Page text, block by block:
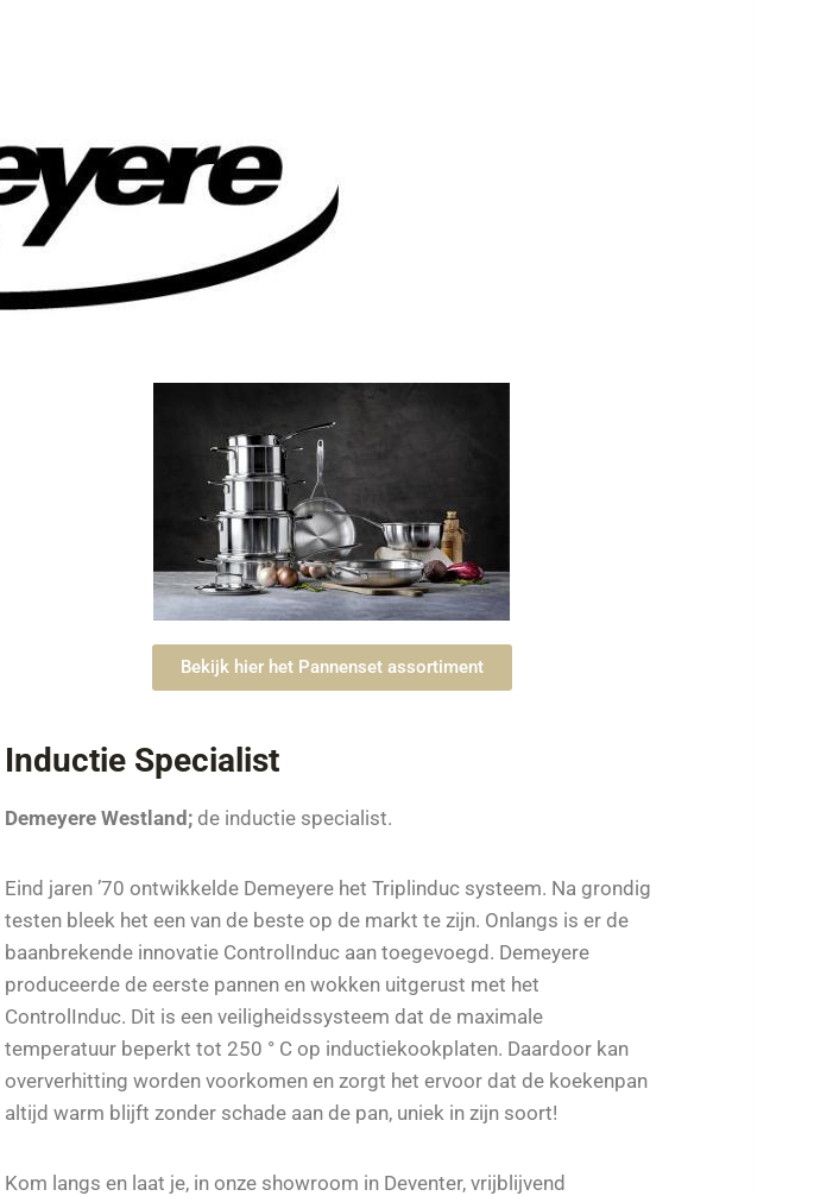
Bekijk hier het Pannenset assortiment
Inductie Specialist
Demeyere Westland; de inductie specialist.
Eind jaren ’70 ontwikkelde Demeyere het Triplinduc systeem. Na grondig
testen bleek het een van de beste op de markt te zijn. Onlangs is er de
baanbrekende innovatie ControlInduc aan toegevoegd. Demeyere
produceerde de eerste pannen en wokken uitgerust met het
ControlInduc. Dit is een veiligheidssysteem dat de maximale
temperatuur beperkt tot 250 ° C op inductiekookplaten. Daardoor kan
oververhitting worden voorkomen en zorgt het ervoor dat de koekenpan
altijd warm blijft zonder schade aan de pan, uniek in zijn soort!
Kom langs en laat je, in onze showroom in Deventer, vrijblijvend